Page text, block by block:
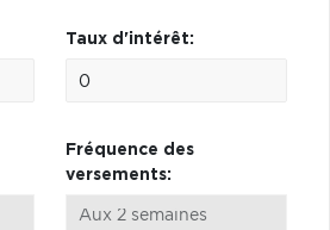
Taux d'intérêt:
Fréquence des
versements: